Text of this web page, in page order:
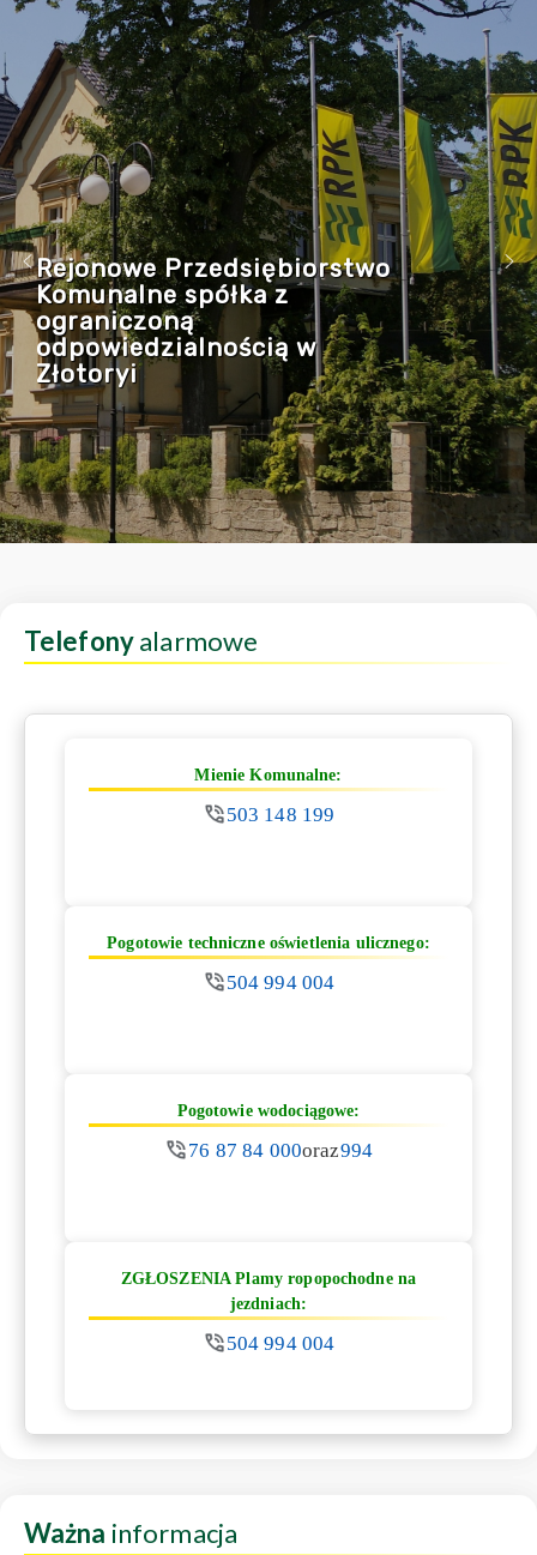
Rejonowe Przedsiębiorstwo
Komunalne spółka z
ograniczoną
odpowiedzialnością w
Złotoryi
Telefonyalarmowe
Mienie Komunalne:
503 148 199
Pogotowie techniczne oświetlenia ulicznego:
504 994 004
Pogotowie wodociągowe:
76 87 84 000oraz994
ZGŁOSZENIA Plamy ropopochodne na
jezdniach:
504 994 004
Ważna informacja